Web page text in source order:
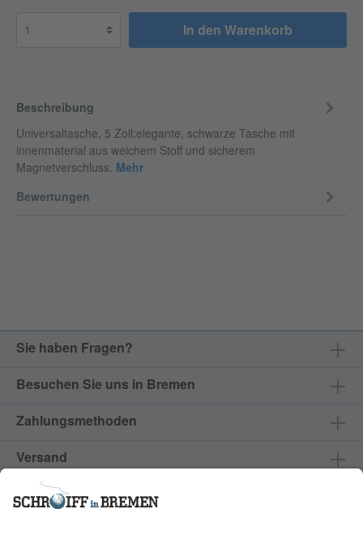
In den Warenkorb
Beschreibung
Universaltasche, 5 Zoll:elegante, schwarze Tasche mit
innenmaterial aus weichem Stoff und sicherem
Magnetverschluss. Mehr
Bewertungen
Sie haben Fragen?
Besuchen Sie uns in Bremen
Zahlungsmethoden
Versand
Produkte & Services